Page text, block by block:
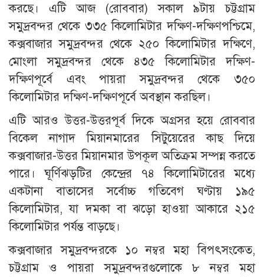
করছে। এটি আজ (রোববার) সকাল ৯টায় চট্টগ্রাম
সমুদ্রবন্দর থেকে ৩৩৫ কিলোমিটার দক্ষিণ-দক্ষিণপশ্চিমে,
কক্সবাজার সমুদ্রবন্দর থেকে ২৫০ কিলোমিটার দক্ষিণে,
মোংলা সমুদ্রবন্দর থেকে ৪৩৫ কিলোমিটার দক্ষিণ-
দক্ষিণপূর্বে এবং পায়রা সমুদ্রবন্দর থেকে ৩৫০
কিলোমিটার দক্ষিণ-দক্ষিণপূর্বে অবস্থান করছিল।
এটি আরও উত্তর-উত্তরপূর্ব দিকে অগ্রসর হয়ে রোববার
বিকেল নাগাদ মিয়ানমারের সিটুয়েরের কাছ দিয়ে
কক্সবাজার-উত্তর মিয়ানমার উপকূল অতিক্রম সম্পন্ন করতে
পারে। ঘূর্ণিঝড়টির কেন্দ্রের ৭৪ কিলোমিটারের মধ্যে
একটানা বাতাসের সর্বোচ্চ গতিবেগ ঘণ্টায় ১৯৫
কিলোমিটার, যা দমকা বা ঝড়ো হাওয়া আকারে ২১৫
কিলোমিটার পর্যন্ত বাড়ছে।
কক্সবাজার সমুদ্রবন্দরকে ১০ নম্বর মহা বিপৎসংকেত,
চট্টগ্রাম ও পায়রা সমুদ্রবন্দরগুলোকে ৮ নম্বর মহা